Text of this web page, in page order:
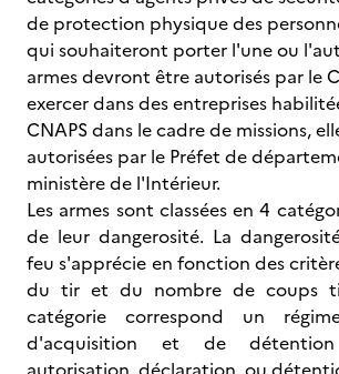
de protection physique des
qui souhaiteront porter l'une ou
armes devront être autorisés par le
exercer dans des entreprises
CNAPS dans le cadre de missions,
autorisées par le Préfet de
ministère de l'Intérieur.
Les armes sont classées en 4
de leur dangerosité. La
feu s'apprécie en fonction des
du tir et du nombre de coups
catégorie correspond un
d'acquisition et de détention